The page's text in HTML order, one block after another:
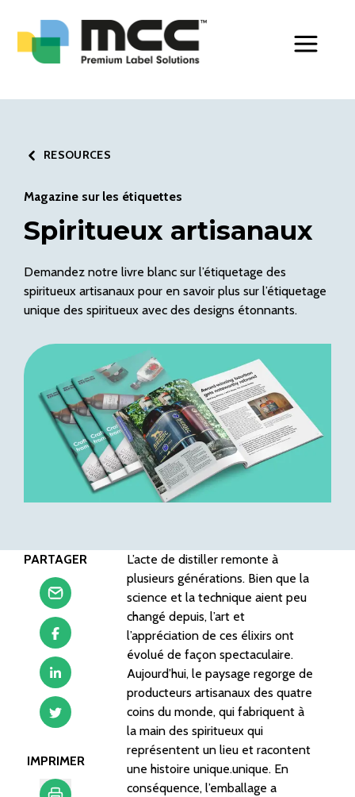
RESOURCES
Magazine sur les étiquettes
Spiritueux artisanaux
Demandez notre livre blanc sur l’étiquetage des
spiritueux artisanaux pour en savoir plus sur l’étiquetage
unique des spiritueux avec des designs étonnants.
PARTAGER
IMPRIMER
L’acte de distiller remonte à
plusieurs générations. Bien que la
science et la technique aient peu
changé depuis, l’art et
l’appréciation de ces élixirs ont
évolué de façon spectaculaire.
Aujourd’hui, le paysage regorge de
producteurs artisanaux des quatre
coins du monde, qui fabriquent à
la main des spiritueux qui
représentent un lieu et racontent
une histoire unique.unique. En
conséquence, l’emballage a